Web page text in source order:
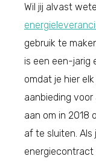
Wil jij alvast
gebruik te
is een een-jarig
omdat je hier
aanbieding voor
aan om in 2018
af te sluiten. Als
energiecontract